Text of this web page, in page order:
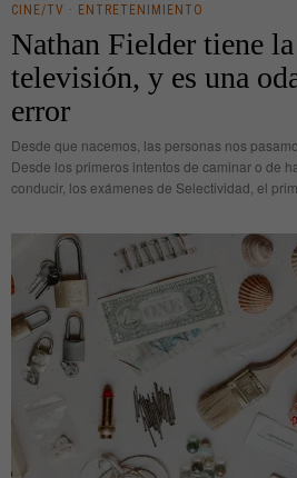
CINE/TV · ENTRETENIMIENTO
Nathan Fielder tiene
televisión, y es una
error
Desde que nacemos, las personas nos
Desde los primeros intentos de caminar o de
conducir, los exámenes de Selectividad, el